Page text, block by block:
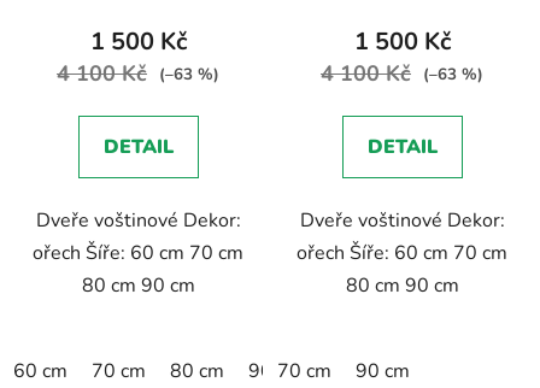
1 500 Kč
4 100 Kč (–63 %)
DETAIL
Dveře voštinové Dekor:
ořech Šíře: 60 cm 70 cm
80 cm 90 cm
60 cm 70 cm 80 cm 90 cm
1 500 Kč
4 100 Kč (–63 %)
DETAIL
Dveře voštinové Dekor:
ořech Šíře: 60 cm 70 cm
80 cm 90 cm
70 cm 90 cm